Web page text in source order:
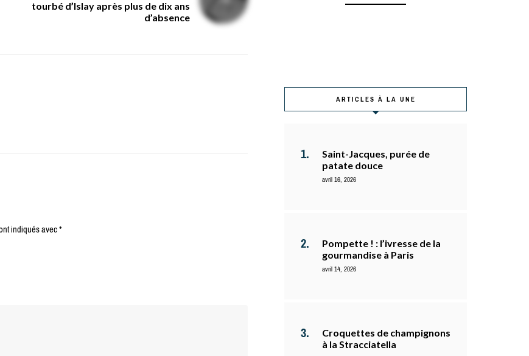
tourbé d’Islay après plus de dix ans
d’absence
indiqués avec*
ARTICLES À LA UNE
Saint-Jacques, purée de
patate douce
avril 16, 2026
Pompette ! : l’ivresse de la
gourmandise à Paris
avril 14, 2026
Croquettes de champignons
à la Stracciatella